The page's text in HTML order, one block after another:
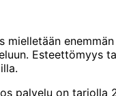
Esteettömyys
palvelu on